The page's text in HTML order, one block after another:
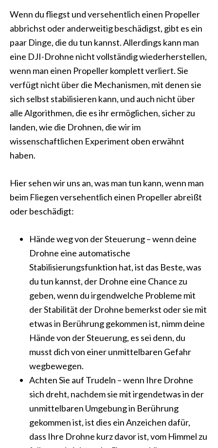
Wenn du fliegst und versehentlich einen Propeller
abbrichst oder anderweitig beschädigst, gibt es ein
paar Dinge, die du tun kannst. Allerdings kann man
eine DJI-Drohne nicht vollständig wiederherstellen,
wenn man einen Propeller komplett verliert. Sie
verfügt nicht über die Mechanismen, mit denen sie
sich selbst stabilisieren kann, und auch nicht über
alle Algorithmen, die es ihr ermöglichen, sicher zu
landen, wie die Drohnen, die wir im
wissenschaftlichen Experiment oben erwähnt
haben.
Hier sehen wir uns an, was man tun kann, wenn man
beim Fliegen versehentlich einen Propeller abreißt
oder beschädigt:
Hände weg von der Steuerung – wenn deine
Drohne eine automatische
Stabilisierungsfunktion hat, ist das Beste, was
du tun kannst, der Drohne eine Chance zu
geben, wenn du irgendwelche Probleme mit
der Stabilität der Drohne bemerkst oder sie mit
etwas in Berührung gekommen ist, nimm deine
Hände von der Steuerung, es sei denn, du
musst dich von einer unmittelbaren Gefahr
wegbewegen.
Achten Sie auf Trudeln – wenn Ihre Drohne
sich dreht, nachdem sie mit irgendetwas in der
unmittelbaren Umgebung in Berührung
gekommen ist, ist dies ein Anzeichen dafür,
dass Ihre Drohne kurz davor ist, vom Himmel zu